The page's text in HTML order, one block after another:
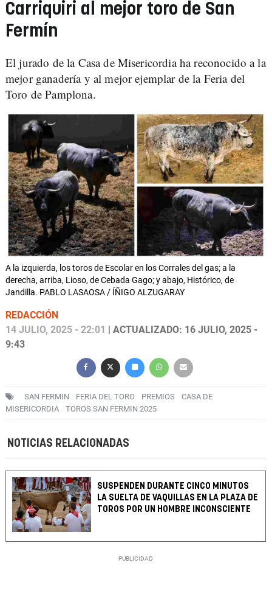
Carriquiri al mejor toro de San
Fermín
El jurado de la Casa de Misericordia ha reconocido a la
mejor ganadería y al mejor ejemplar de la Feria del
Toro de Pamplona.
A la izquierda, los toros de Escolar en los Corrales del gas; a la
derecha, arriba, Lioso, de Cebada Gago; y abajo, Histórico, de
Jandilla. PABLO LASAOSA / ÍÑIGO ALZUGARAY
REDACCIÓN
14 JULIO, 2025 - 22:01 | ACTUALIZADO: 16 JULIO, 2025 -
9:43
SAN FERMIN FERIA DEL TORO PREMIOS
CASA DE
MISERICORDIA
TOROS SAN FERMIN 2025
NOTICIAS RELACIONADAS
SUSPENDEN DURANTE CINCO MINUTOS
LA SUELTA DE VAQUILLAS EN LA PLAZA DE
TOROS POR UN HOMBRE INCONSCIENTE